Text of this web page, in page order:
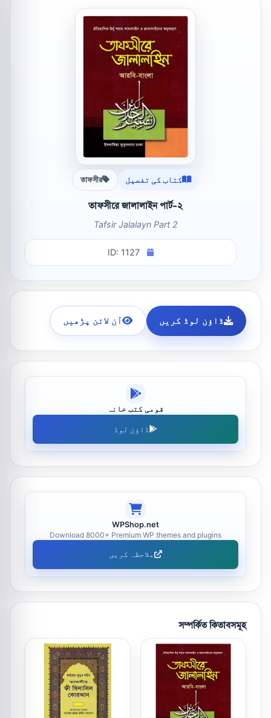
کتاب کی تفصیل তাফসীর
তাফসীরে জালালাইন পার্ট-২
Tafsir Jalalayn Part 2
ID: 1127
ڈاؤن لوڈ کریں آن لائن پڑھیں
قومی کتب خانہ
ڈاؤن لوڈ
WPShop.net
Download 8000+ Premium WP themes and plugins
ملاحظہ کریں
সম্পর্কিত কিতাবসমূহ